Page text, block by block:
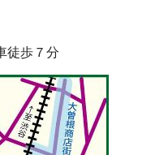
徒歩７分